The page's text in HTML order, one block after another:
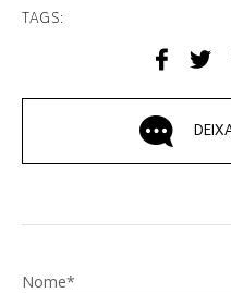
TAGS:
Nome*